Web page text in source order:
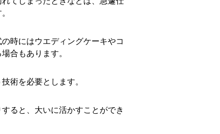
時にはウエディングケーキやコ
合もあります。
術を必要とします。
ると、大いに活かすことができ